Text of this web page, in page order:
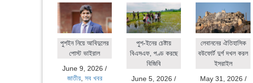
পুশইন নিয়ে আবিদুলের
পোস্ট ভাইরাল
June 9, 2026 /
জাতীয়, সব খবর
পুশ-ইনের চেষ্টায়
বিএসএফ, পণ্ড করছে
বিজিবি
June 5, 2026 /
লেবাননের ঐতিহাসিক
বউফোর্ট দুর্গ দখল করল
ইসরাইল
May 31, 2026 /